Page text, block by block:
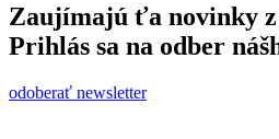
Zaujímajú ťa novinky z
Prihlás sa na odber
odoberať newsletter